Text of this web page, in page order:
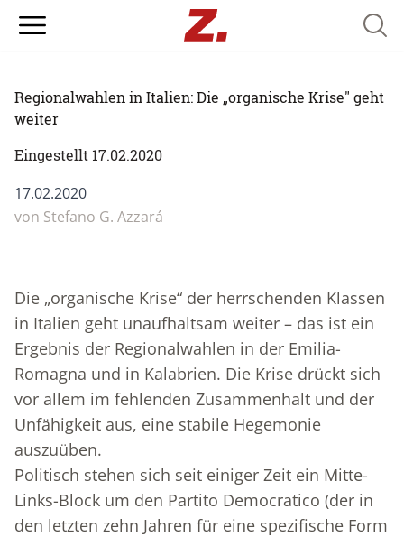
Regionalwahlen in Italien: Die „organische Krise" geht
weiter
Eingestellt 17.02.2020
17.02.2020
von Stefano G. Azzará
Die „organische Krise“ der herrschenden Klassen
in Italien geht unaufhaltsam weiter – das ist ein
Ergebnis der Regionalwahlen in der Emilia-
Romagna und in Kalabrien. Die Krise drückt sich
vor allem im fehlenden Zusammenhalt und der
Unfähigkeit aus, eine stabile Hegemonie
auszuüben.
Politisch stehen sich seit einiger Zeit ein Mitte-
Links-Block um den Partito Democratico (der in
den letzten zehn Jahren für eine spezifische Form